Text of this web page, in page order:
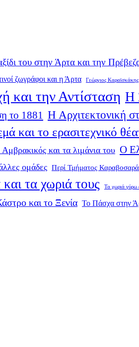
του στην Άρτα και την
ζωγράφοι και η Άρτα Γεώργιος Καραϊσκάκης
και την Αντίσταση Η
το 1881 Η Αρχιτεκτονική
και το ερασιτεχνικό
και τα λιμάνια του Ο
ομάδες Περί Τμήματος
τα χωριά τους Τα χωριά γύρω
και το Ξενία Το Πάσχα στην